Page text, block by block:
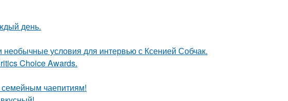
день.
условия для интервью с Ксенией Собчак.
Choice Awards.
семейным чаепитиям!